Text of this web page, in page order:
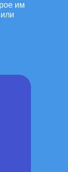
им